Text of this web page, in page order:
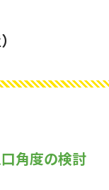
角度の検討